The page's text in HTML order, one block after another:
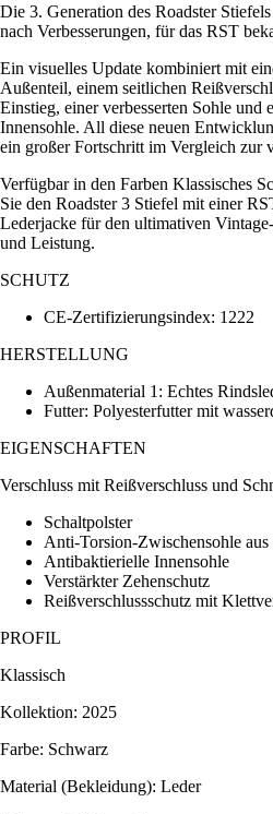
Die 3. Generation des Roadster
nach Verbesserungen, für das RST
Ein visuelles Update kombiniert mit
Außenteil, einem seitlichen
Einstieg, einer verbesserten Sohle und
Innensohle. All diese neuen
ein großer Fortschritt im Vergleich zur
Verfügbar in den Farben Klassisches
Sie den Roadster 3 Stiefel mit einer
Lederjacke für den ultimativen
und Leistung.
SCHUTZ
CE-Zertifizierungsindex: 1222
HERSTELLUNG
Außenmaterial 1: Echtes
Futter: Polyesterfutter mit
EIGENSCHAFTEN
Verschluss mit Reißverschluss und
Schaltpolster
Anti-Torsion-Zwischensohle aus
Antibaktierielle Innensohle
Verstärkter Zehenschutz
Reißverschlussschutz mit
PROFIL
Klassisch
Kollektion: 2025
Farbe: Schwarz
Material (Bekleidung): Leder